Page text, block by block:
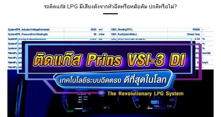
รถติดแก๊ส LPG มีเสียงดังจากหัวฉีดหรือหม้อต้ม ปกติหรือไม่?